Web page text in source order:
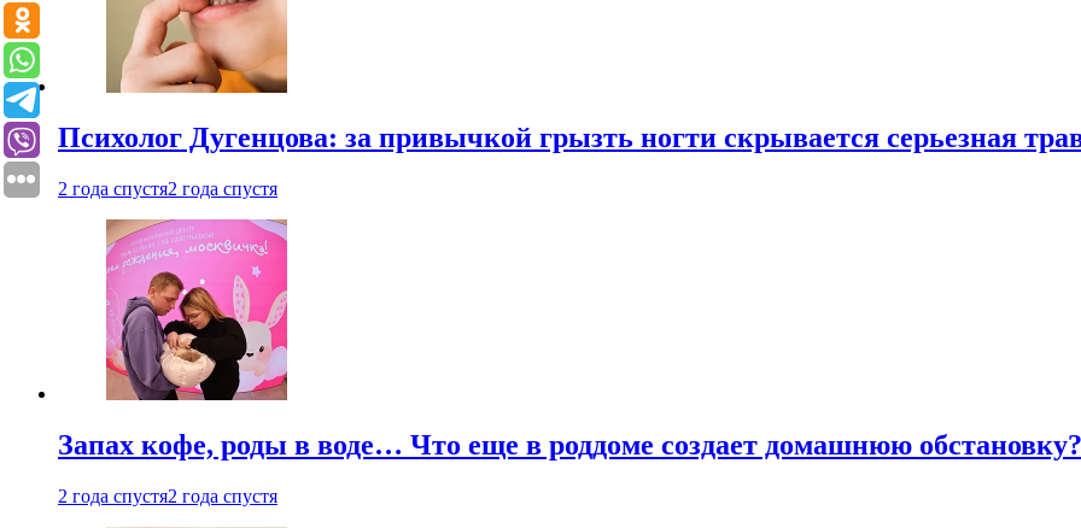
Психолог Дугенцова: за привычкой грызть ногти скрывается серьезная
2 года спустя2 года спустя
Запах кофе, роды в воде… Что еще в роддоме создает домашнюю обстановку?
2 года спустя2 года спустя